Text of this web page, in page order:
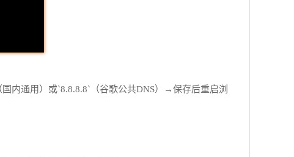
内通用）或`8.8.8.8`（谷歌公共DNS）→保存后重启浏